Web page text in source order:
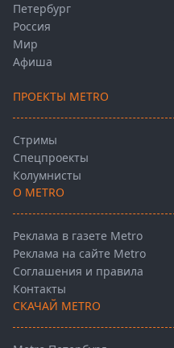
Петербург
Россия
Мир
Афиша
ПРОЕКТЫ METRO
Стримы
Спецпроекты
Колумнисты
О METRO
Реклама в газете Metro
Реклама на сайте Metro
Соглашения и правила
Контакты
СКАЧАЙ METRO